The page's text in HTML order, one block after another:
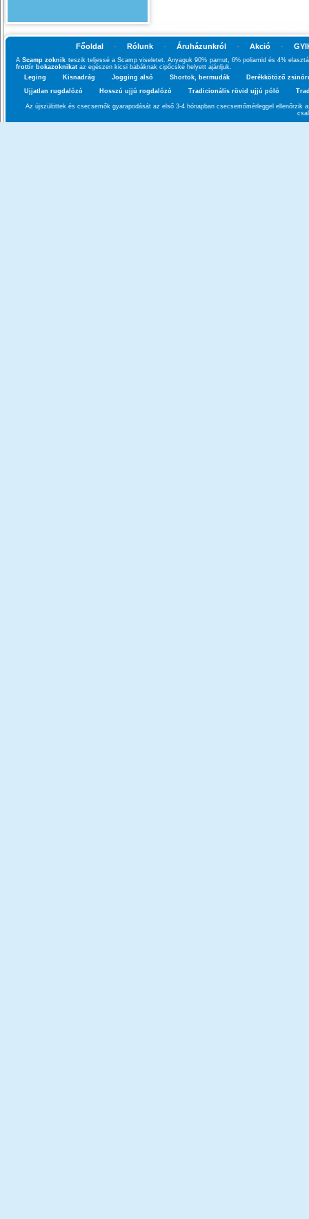
Főoldal - Rólunk - Áruházunkról - Akció -
AScamp zoknik teszik teljessé a Scamp viseletet. Anyaguk 90% pamut, 6% poliamid és 4%
frottír bokazoknikat az egészen kicsi babáknak cipőcske helyett ajánljuk.
Leging
Kisnadrág Jogging alsó Shortok, bermudák
Derékkötöző
Ujjatlan rugdalózó
Hosszú ujjú rogdalózó Tradicionális rövid ujjú póló
Az újszülöttek és csecsemők gyarapodását az első 3-4 hónapban csecsemőmérleggel